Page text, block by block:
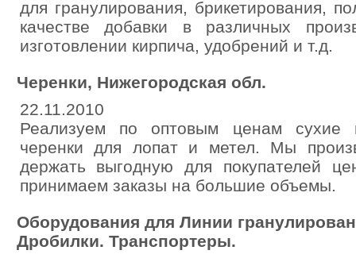
для гранулирования, брикетирования,
качестве добавки в различных
изготовлении кирпича, удобрений и т.д.
Черенки, Нижегородская обл.
22.11.2010
Реализуем по оптовым ценам сухие
черенки для лопат и метел. Мы
держать выгодную для покупателей
принимаем заказы на большие объемы.
Оборудования для Линии
Дробилки. Транспортеры.